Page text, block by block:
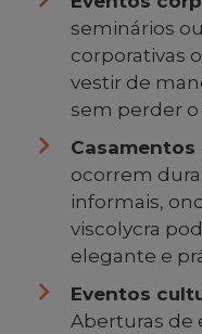
seminários
corporativas
vestir de
sem perder
Casamentos
ocorrem
informais,
viscolycra
elegante e
Eventos
Aberturas de